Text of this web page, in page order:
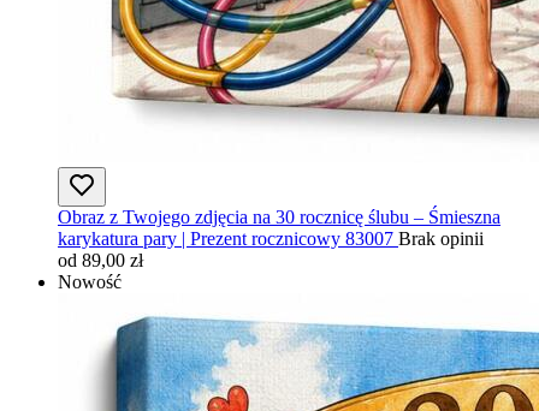
Obraz z Twojego zdjęcia na 30 rocznicę ślubu – Śmieszna
karykatura pary | Prezent rocznicowy 83007 Brak opinii
od 89,00 zł
Nowość